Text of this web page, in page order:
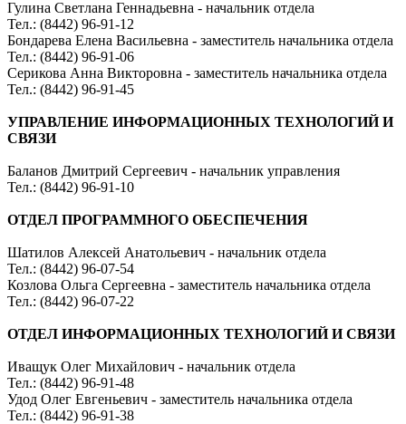
Гулина Светлана Геннадьевна - начальник отдела
Тел.: (8442) 96-91-12
Бондарева Елена Васильевна - заместитель начальника отдела
Тел.: (8442) 96-91-06
Серикова Анна Викторовна - заместитель начальника отдела
Тел.: (8442) 96-91-45
УПРАВЛЕНИЕ ИНФОРМАЦИОННЫХ ТЕХНОЛОГИЙ И
СВЯЗИ
Баланов Дмитрий Сергеевич - начальник управления
Тел.: (8442) 96-91-10
ОТДЕЛ ПРОГРАММНОГО ОБЕСПЕЧЕНИЯ
Шатилов Алексей Анатольевич - начальник отдела
Тел.: (8442) 96-07-54
Козлова Ольга Сергеевна - заместитель начальника отдела
Тел.: (8442) 96-07-22
ОТДЕЛ ИНФОРМАЦИОННЫХ ТЕХНОЛОГИЙ И СВЯЗИ
Иващук Олег Михайлович - начальник отдела
Тел.: (8442) 96-91-48
Удод Олег Евгеньевич - заместитель начальника отдела
Тел.: (8442) 96-91-38